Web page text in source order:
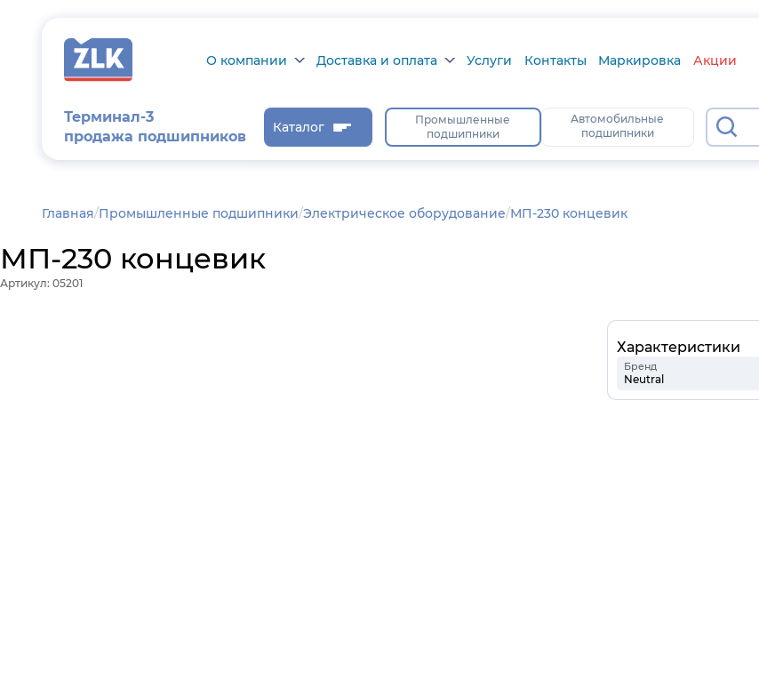
О компании
О компании
Сертификаты на
продукцию
Новости
диагностика
Доставка и оплата
Доставка и оплата
Возврат товара
Услуги Контакты Маркировка Акции
Терминал-3
продажа подшипников
Каталог
Промышленные
подшипники
Автомобильные
подшипники
Главная/Промышленные подшипники Электрическое оборудование МП-230 концевик
МП-230 концевик
Артикул: 05201
Характеристики
Бренд
Neutral